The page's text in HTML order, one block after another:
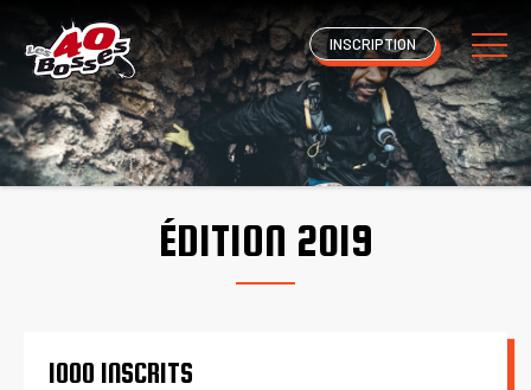
INSCRIPTION
ÉDITION 2019
1000 INSCRITS